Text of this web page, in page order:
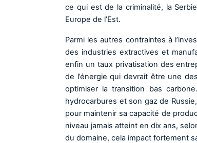
ce qui est de la criminalité, la
Europe de l’Est.
Parmi les autres contraintes à
des industries extractives et
enfin un taux privatisation des
de l’énergie qui devrait être une
optimiser la transition bas
hydrocarbures et son gaz de
pour maintenir sa capacité de
niveau jamais atteint en dix ans,
du domaine, cela impact fortement